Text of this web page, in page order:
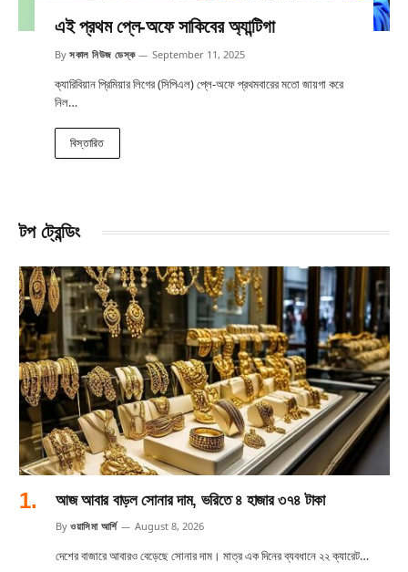
এই প্রথম প্লে-অফে সাকিবের অ্যান্টিগা
By সকাল নিউজ ডেস্ক September 11, 2025
ক্যারিবিয়ান প্রিমিয়ার লিগের (সিপিএল) প্লে-অফে প্রথমবারের মতো জায়গা করে
নিল…
বিস্তারিত
টপ ট্রেন্ডিং
আজ আবার বাড়ল সোনার দাম, ভরিতে ৪ হাজার ৩৭৪ টাকা
By ওয়াসিমা আর্শি August 8, 2026
দেশের বাজারে আবারও বেড়েছে সোনার দাম। মাত্র এক দিনের ব্যবধানে ২২ ক্যারেট…